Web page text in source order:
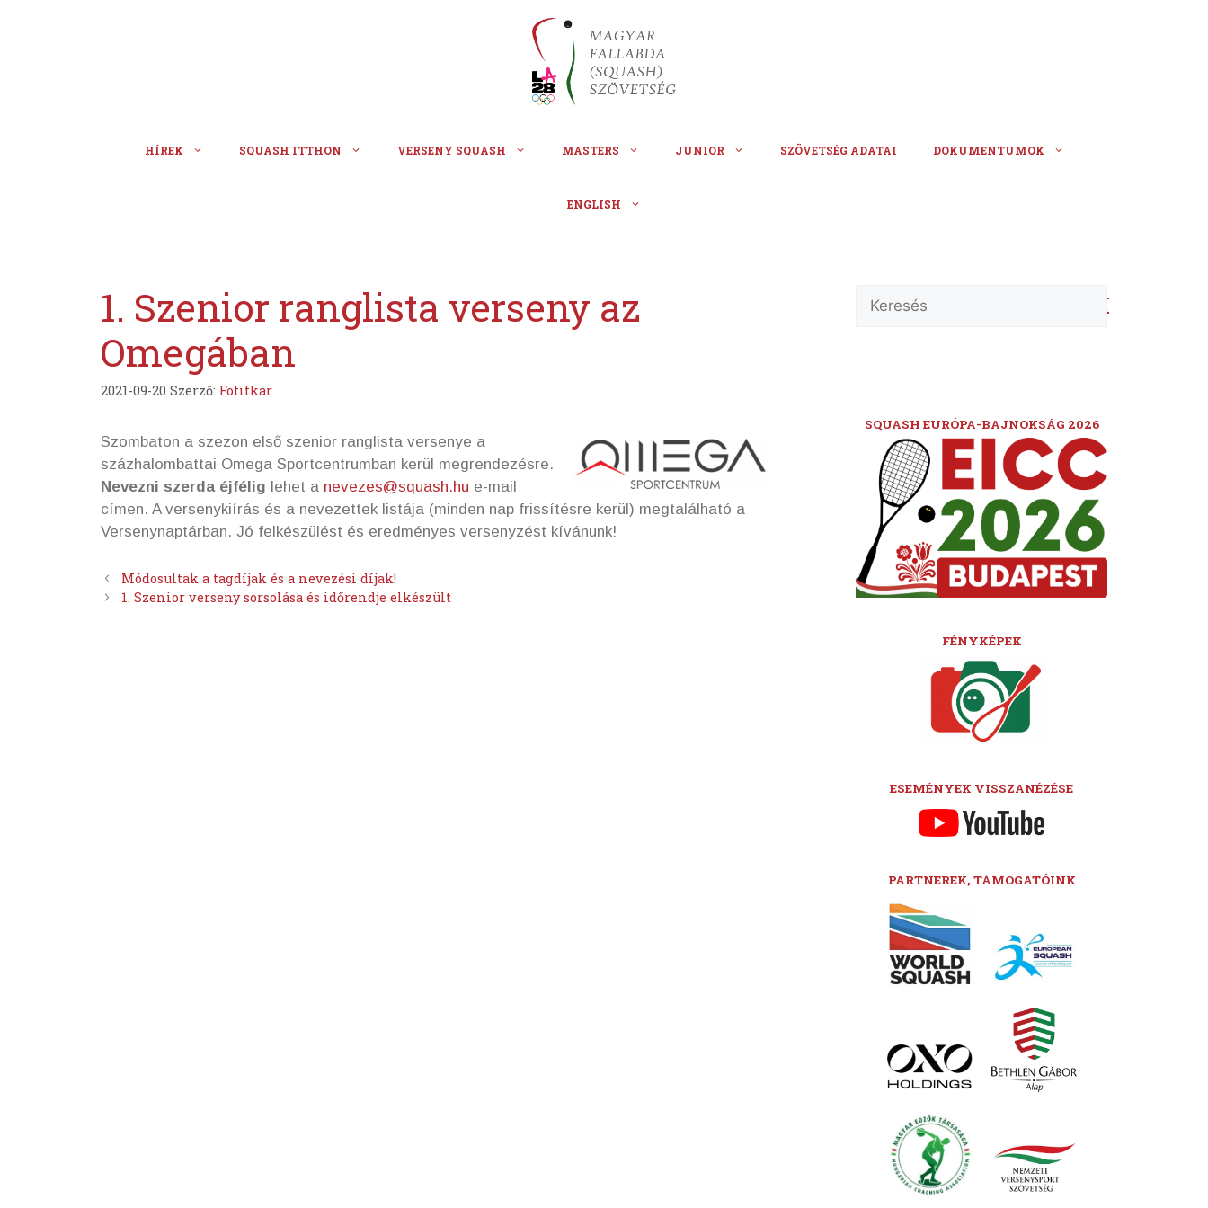
HÍREK SQUASH ITTHON VERSENY SQUASH MASTERS JUNIOR SZÖVETSÉG ADATAI DOKUMENTUMOK
ENGLISH
1. Szenior ranglista verseny az
Omegában
2021-09-20 Szerző: Fotitkar
Szombaton a szezon első szenior ranglista versenye a
százhalombattai Omega Sportcentrumban kerül megrendezésre.
Nevezni szerda éjfélig lehet a nevezes@squash.hu e-mail
címen. A versenykiírás és a nevezettek listája (minden nap frissítésre kerül) megtalálható a
Versenynaptárban. Jó felkészülést és eredményes versenyzést kívánunk!
Módosultak a tagdíjak és a nevezési díjak!
1. Szenior verseny sorsolása és időrendje elkészült
SQUASH EURÓPA-BAJNOKSÁG 2026
FÉNYKÉPEK
ESEMÉNYEK VISSZANÉZÉSE
PARTNEREK, TÁMOGATÓINK